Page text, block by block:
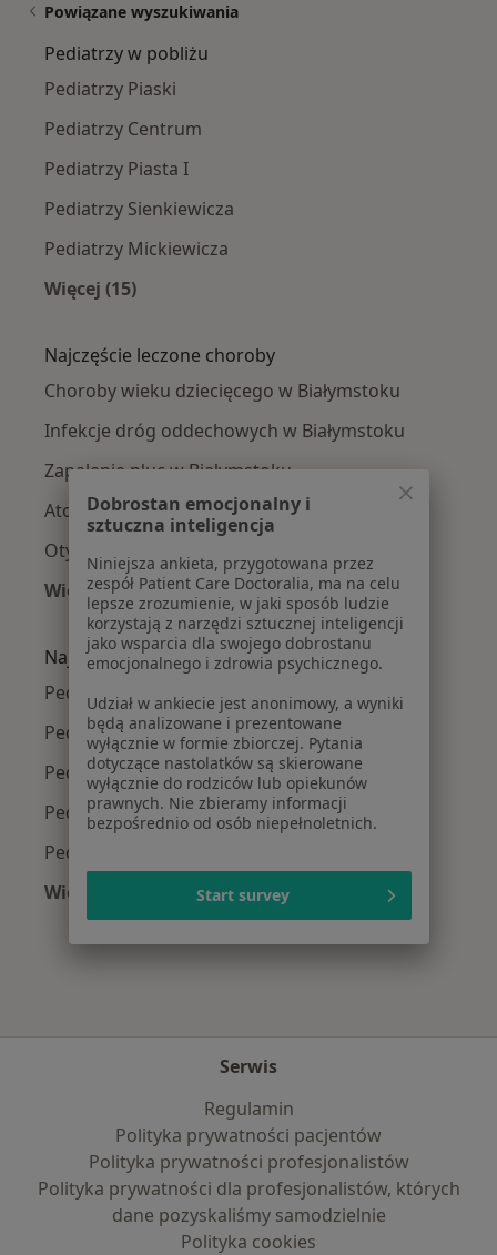
Powiązane wyszukiwania
Pediatrzy w pobliżu
Pediatrzy Piaski
Pediatrzy Centrum
Pediatrzy Piasta I
Pediatrzy Sienkiewicza
Pediatrzy Mickiewicza
Więcej (15)
Najczęście leczone choroby
Choroby wieku dziecięcego w Białymstoku
Infekcje dróg oddechowych w Białymstoku
Zapalenie płuc w Białymstoku
Atopowe zapalenie skóry w Białymstoku
Otyłość w Białymstoku
Więcej (15)
Więcej w kategorii: Najczęście leczone
Najpopularniejsze ubezpieczenia
Pediatrzy z PZU Zdrowie w Białymstoku
Pediatrzy z Compensa w Białymstoku
Pediatrzy z Enel-med w Białymstoku
Pediatrzy z Allianz w Białymstoku
Pediatrzy z POLMED w Białymstoku
Więcej (3)
Więcej w kategorii: Najpopularniejsze
Serwis
Regulamin
Polityka prywatności pacjentów
Polityka prywatności profesjonalistów
Polityka prywatności dla profesjonalistów, których
dane pozyskaliśmy samodzielnie
Polityka cookies
Dobrostan emocjonalny i
sztuczna inteligencja
Niniejsza ankieta, przygotowana przez
zespół Patient Care Doctoralia, ma na celu
lepsze zrozumienie, w jaki sposób ludzie
korzystają z narzędzi sztucznej inteligencji
jako wsparcia dla swojego dobrostanu
emocjonalnego i zdrowia psychicznego.
Udział w ankiecie jest anonimowy, a wyniki
będą analizowane i prezentowane
wyłącznie w formie zbiorczej. Pytania
dotyczące nastolatków są skierowane
wyłącznie do rodziców lub opiekunów
prawnych. Nie zbieramy informacji
bezpośrednio od osób niepełnoletnich.
Start survey